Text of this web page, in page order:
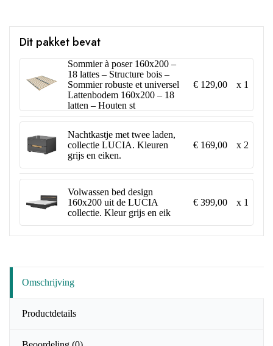
Dit pakket bevat
Sommier à poser 160x200 –
18 lattes – Structure bois –
Sommier robuste et universel
Lattenbodem 160x200 – 18
latten – Houten st
€ 129,00 x 1
Nachtkastje met twee laden,
collectie LUCIA. Kleuren
grijs en eiken.
€ 169,00 x 2
Volwassen bed design
160x200 uit de LUCIA
collectie. Kleur grijs en eik
€ 399,00 x 1
Omschrijving
Productdetails